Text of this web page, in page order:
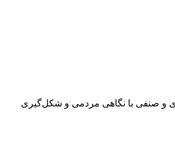
و صنفی با نگاهی مردمی و شکل‌گیری